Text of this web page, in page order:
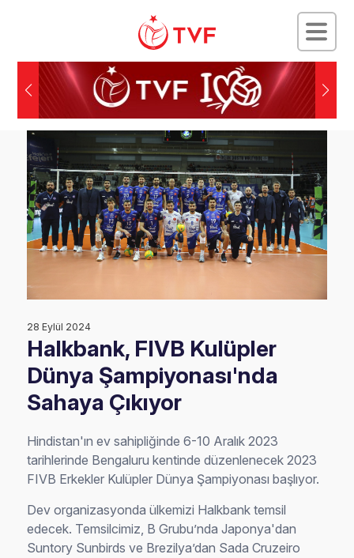
28 Eylül 2024
Halkbank, FIVB Kulüpler
Dünya Şampiyonası'nda
Sahaya Çıkıyor
Hindistan'ın ev sahipliğinde 6-10 Aralık 2023
tarihlerinde Bengaluru kentinde düzenlenecek 2023
FIVB Erkekler Kulüpler Dünya Şampiyonası başlıyor.
Dev organizasyonda ülkemizi Halkbank temsil
edecek. Temsilcimiz, B Grubu’nda Japonya'dan
Suntory Sunbirds ve Brezilya’dan Sada Cruzeiro